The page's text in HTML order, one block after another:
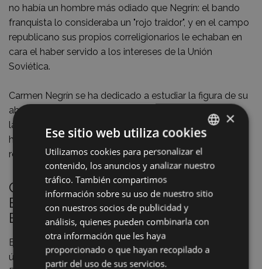
no había un hombre más odiado que Negrín: el bando
franquista lo consideraba un "rojo traidor", y en el campo
republicano sus propios correligionarios le echaban en
cara el haber servido a los intereses de la Unión
Soviética.
Carmen Negrín se ha dedicado a estudiar la figura de su
abuelo en profundidad para demostrar la falsedad de
las acusaciones de las que fue objeto. Jesús Gutiérrez,
historiador y miembro de "Intxorta 1937" nos ofrece un
resumen de la conferencia.
Conferencia de Carmen Negrín en
Eibar (Jesús Gutierrez, Intxorta 1937
Elkartea)
El día 29 de octubre de 2009 Carmen Negrín, nieta del
último presidente de gobierno en el exilio de la
BASQUE
SPANISH
×
Ese sitio web utiliza cookies
Utilizamos cookies para personalizar el
contenido, los anuncios y analizar nuestro
tráfico. También compartimos
información sobre su uso de nuestro sitio
con nuestros socios de publicidad y
análisis, quienes pueden combinarla con
otra información que les haya
proporcionado o que hayan recopilado a
partir del uso de sus servicios.